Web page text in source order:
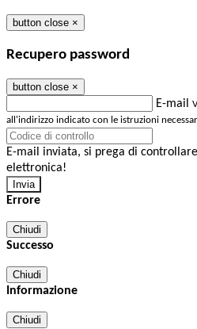
button close ×
Recupero password
button close ×
E-mail
all'indirizzo indicato con le istruzioni
E-mail inviata, si prega di
elettronica!
Errore
Chiudi
Successo
Chiudi
Informazione
Chiudi